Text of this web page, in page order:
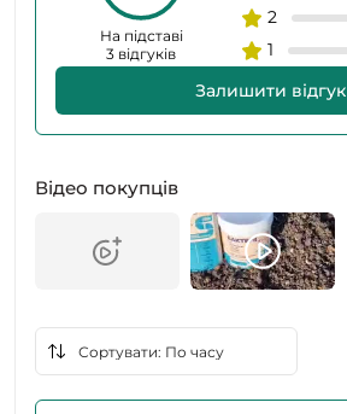
На підставі
3 відгуків
2
1
Залишити відгук
Відео покупців